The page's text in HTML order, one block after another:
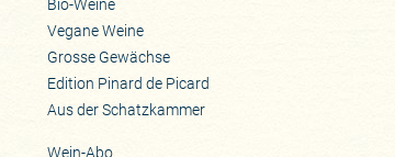
Bio-Weine
Vegane Weine
Grosse Gewächse
Edition Pinard de Picard
Aus der Schatzkammer
Wein-Abo